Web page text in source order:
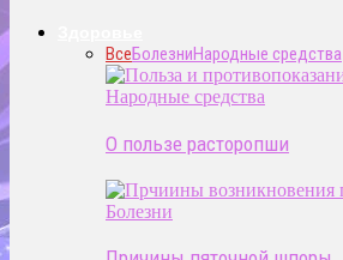
ВсеБолезниНародные средства
Народные средства
О пользе расторопши
Болезни